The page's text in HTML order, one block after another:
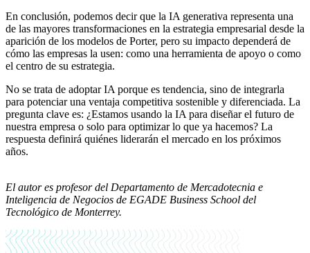
En conclusión, podemos decir que la IA generativa representa una
de las mayores transformaciones en la estrategia empresarial desde la
aparición de los modelos de Porter, pero su impacto dependerá de
cómo las empresas la usen: como una herramienta de apoyo o como
el centro de su estrategia.
No se trata de adoptar IA porque es tendencia, sino de integrarla
para potenciar una ventaja competitiva sostenible y diferenciada. La
pregunta clave es: ¿Estamos usando la IA para diseñar el futuro de
nuestra empresa o solo para optimizar lo que ya hacemos? La
respuesta definirá quiénes liderarán el mercado en los próximos
años.
El autor es profesor del Departamento de Mercadotecnia e
Inteligencia de Negocios de EGADE Business School del
Tecnológico de Monterrey.